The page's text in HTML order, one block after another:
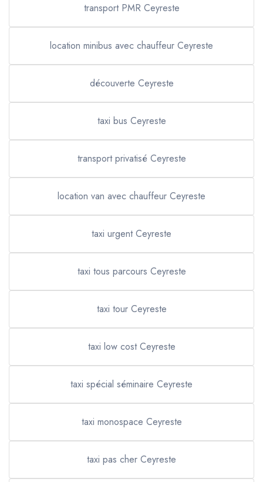
transport PMR Ceyreste
location minibus avec chauffeur Ceyreste
découverte Ceyreste
taxi bus Ceyreste
transport privatisé Ceyreste
location van avec chauffeur Ceyreste
taxi urgent Ceyreste
taxi tous parcours Ceyreste
taxi tour Ceyreste
taxi low cost Ceyreste
taxi spécial séminaire Ceyreste
taxi monospace Ceyreste
taxi pas cher Ceyreste